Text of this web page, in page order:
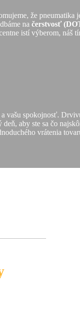
že
na čerstvosť
istí výberom, náš
vašu spokojnosť.
aby ste sa čo
vrátenia